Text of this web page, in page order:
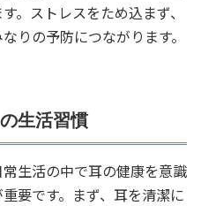
。ストレスをため込まず、
りの予防につながります。
生活習慣
生活の中で耳の健康を意識
要です。まず、耳を清潔に